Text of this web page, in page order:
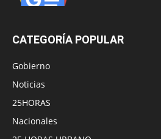
CATEGORÍA POPULAR
Gobierno
Noticias
25HORAS
Nacionales